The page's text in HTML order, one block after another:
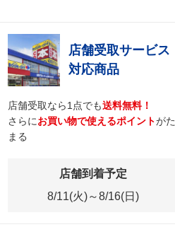
店舗受取サービス
対応商品
店舗受取なら1点でも送料無料！
さらにお買い物で使えるポイントがた
まる
店舗到着予定
8/11(火)～8/16(日)